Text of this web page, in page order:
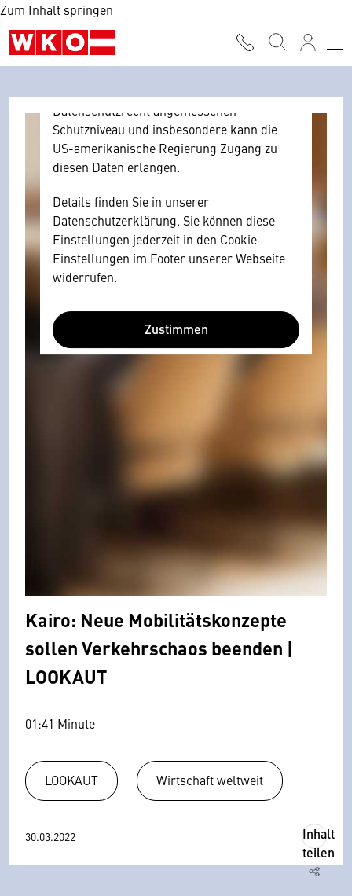
Zum Inhalt springen
Browser personenbezogene technische
Daten zu Geräten und Nutzerverhalten
mitunter mit US-amerikanischen Anbietern
Datenschutzrecht angemessenen
Schutzniveau und insbesondere kann die
US-amerikanische Regierung Zugang zu
diesen Daten erlangen.
Details finden Sie in unserer
Datenschutzerklärung. Sie können diese
Einstellungen jederzeit in den Cookie-
Einstellungen im Footer unserer Webseite
widerrufen.
Zustimmen
Kairo: Neue Mobilitätskonzepte
sollen Verkehrschaos beenden |
LOOKAUT
01:41 Minute
LOOKAUT Wirtschaft weltweit
30.03.2022
Inhalt
teilen